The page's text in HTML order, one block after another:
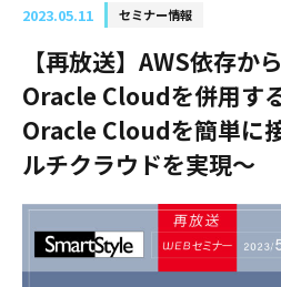
2023.05.11 セミナー情報
【再放送】AWS依存か
Oracle Cloudを併用す
Oracle Cloudを簡単に
ルチクラウドを実現～